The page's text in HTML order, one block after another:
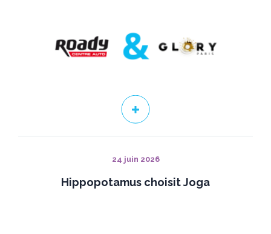
24 juin 2026
Hippopotamus choisit Joga